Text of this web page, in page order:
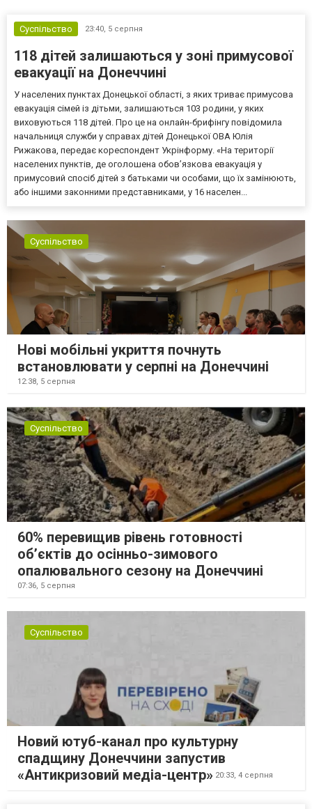
Суспільство 23:40, 5 серпня
118 дітей залишаються у зоні примусової
евакуації на Донеччині
У населених пунктах Донецької області, з яких триває примусова
евакуація сімей із дітьми, залишаються 103 родини, у яких
виховуються 118 дітей. Про це на онлайн-брифінгу повідомила
начальниця служби у справах дітей Донецької ОВА Юлія
Рижакова, передає кореспондент Укрінформу. «На території
населених пунктів, де оголошена обов’язкова евакуація у
примусовий спосіб дітей з батьками чи особами, що їх замінюють,
або іншими законними представниками, у 16 населен...
Суспільство
Нові мобільні укриття почнуть
встановлювати у серпні на Донеччині
12:38, 5 серпня
Суспільство
60% перевищив рівень готовності
об’єктів до осінньо-зимового
опалювального сезону на Донеччині
07:36, 5 серпня
Суспільство
Новий ютуб-канал про культурну
спадщину Донеччини запустив
«Антикризовий медіа-центр» 20:33, 4 серпня